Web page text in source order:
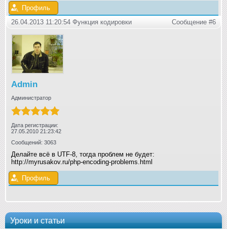
Уроки и статьи
Профиль
26.04.2013 11:20:54 Функция кодировки
Сообщение #6
Admin
Администратор
Дата регистрации:
27.05.2010 21:23:42
Сообщений: 3063
Делайте всё в UTF-8, тогда проблем не будет:
http://myrusakov.ru/php-encoding-problems.html
Профиль